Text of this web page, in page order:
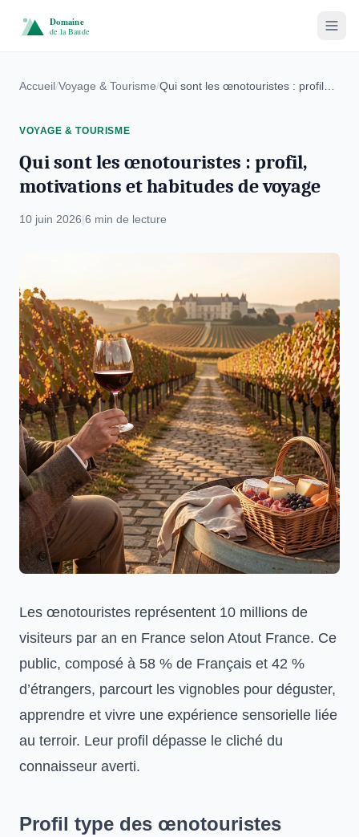
Écotourisme
Accueil/Voyage & Tourisme/
VOYAGE & TOURISME
Qui sont les œnotouristes : profil,
motivations et habitudes de voyage
10 juin 2026|6 min de lecture
Les œnotouristes représentent 10 millions de
visiteurs par an en France selon Atout France. Ce
public, composé à 58 % de Français et 42 %
d’étrangers, parcourt les vignobles pour déguster,
apprendre et vivre une expérience sensorielle liée
au terroir. Leur profil dépasse le cliché du
connaisseur averti.
Profil type des œnotouristes